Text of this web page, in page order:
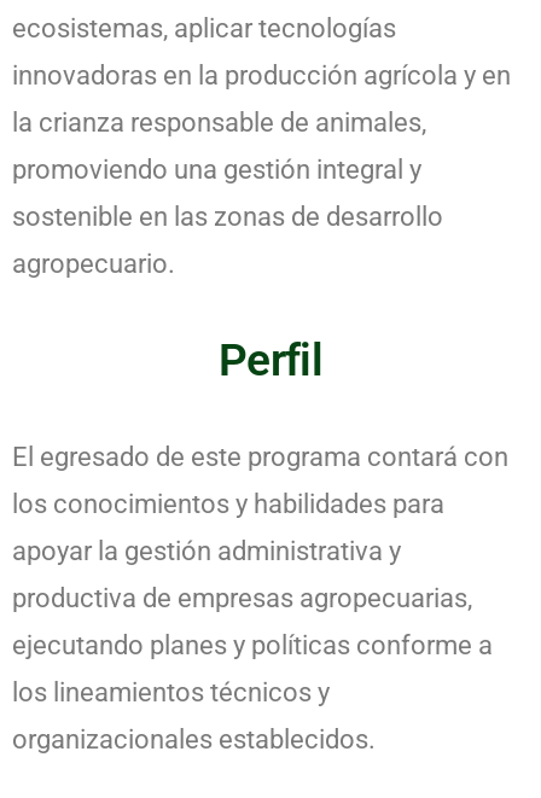
ecosistemas, aplicar tecnologías
innovadoras en la producción agrícola y en
la crianza responsable de animales,
promoviendo una gestión integral y
sostenible en las zonas de desarrollo
agropecuario.
Perfil
El egresado de este programa contará con
los conocimientos y habilidades para
apoyar la gestión administrativa y
productiva de empresas agropecuarias,
ejecutando planes y políticas conforme a
los lineamientos técnicos y
organizacionales establecidos.